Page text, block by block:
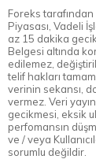
Foreks
Piyasası, Vadeli
az 15 dakika
Belgesi altında
edilemez,
telif hakları
verinin sekansı,
vermez. Veri
gecikmesi, eksik
perfomansın
ve / veya
sorumlu değildir.